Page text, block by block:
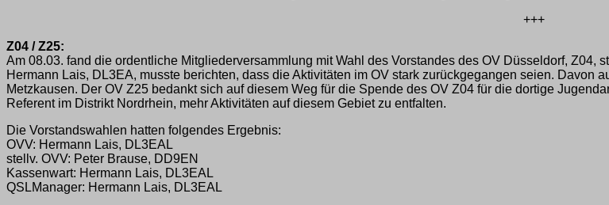
+++
Z04 / Z25:
Am 08.03. fand die ordentliche Mitgliederversammlung mit Wahl des Vorstandes des OV Düsseldorf,
Hermann Lais, DL3EA, musste berichten, dass die Aktivitäten im OV stark zurückgegangen seien.
Metzkausen. Der OV Z25 bedankt sich auf diesem Weg für die Spende des OV Z04 für die dortige
Referent im Distrikt Nordrhein, mehr Aktivitäten auf diesem Gebiet zu entfalten.
Die Vorstandswahlen hatten folgendes Ergebnis:
OVV: Hermann Lais, DL3EAL
stellv. OVV: Peter Brause, DD9EN
Kassenwart: Hermann Lais, DL3EAL
QSL­Manager: Hermann Lais, DL3EAL